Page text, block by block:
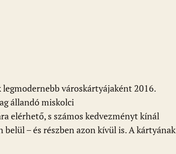
legmodernebb városkártyájaként 2016.
állandó miskolci
elérhető, s számos kedvezményt kínál
– és részben azon kívül is. A kártyának